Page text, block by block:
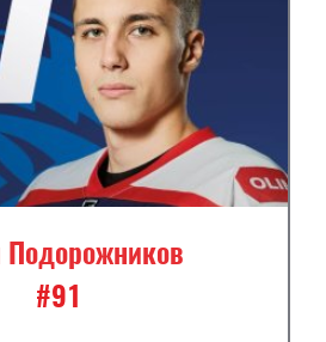
Подорожников
#91